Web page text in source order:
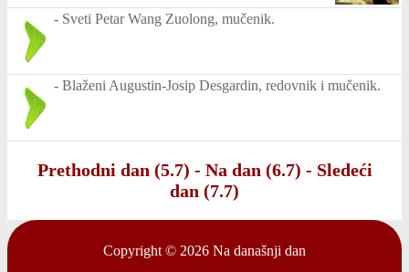
- Sveti Petar Wang Zuolong, mučenik.
- Blaženi Augustin-Josip Desgardin, redovnik i mučenik.
Prethodni dan (5.7) - Na dan (6.7) - Sledeći
dan (7.7)
Copyright © 2026 Na današnji dan